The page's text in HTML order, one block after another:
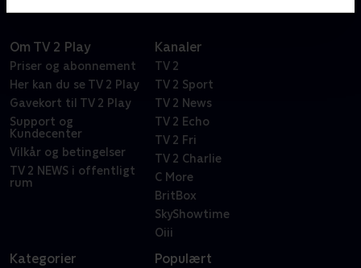
Om TV 2 Play
Priser og abonnement
Her kan du se TV 2 Play
Gavekort til TV 2 Play
Support og
Kundecenter
Vilkår og betingelser
TV 2 NEWS i offentligt
rum
Kanaler
TV 2
TV 2 Sport
TV 2 News
TV 2 Echo
TV 2 Fri
TV 2 Charlie
C More
BritBox
SkyShowtime
Oiii
Kategorier Populært